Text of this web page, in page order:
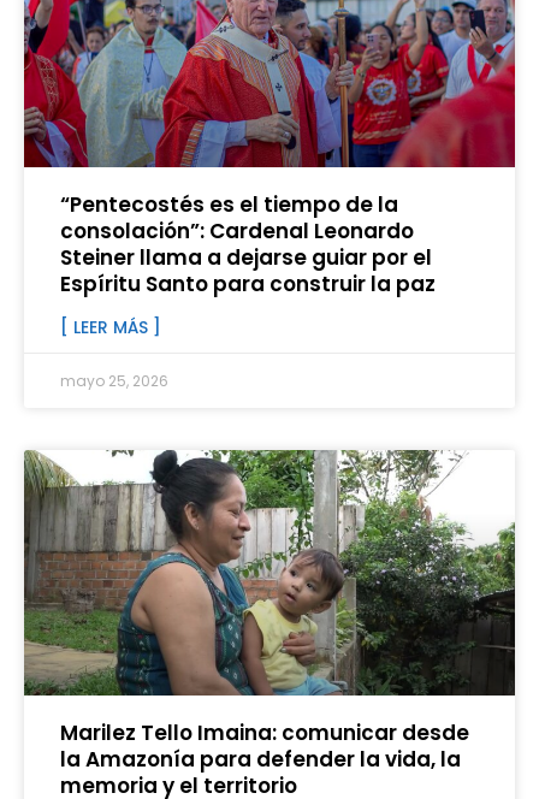
“Pentecostés es el tiempo de la
consolación”: Cardenal Leonardo
Steiner llama a dejarse guiar por el
Espíritu Santo para construir la paz
[ LEER MÁS ]
mayo 25, 2026
Marilez Tello Imaina: comunicar desde
la Amazonía para defender la vida, la
memoria y el territorio